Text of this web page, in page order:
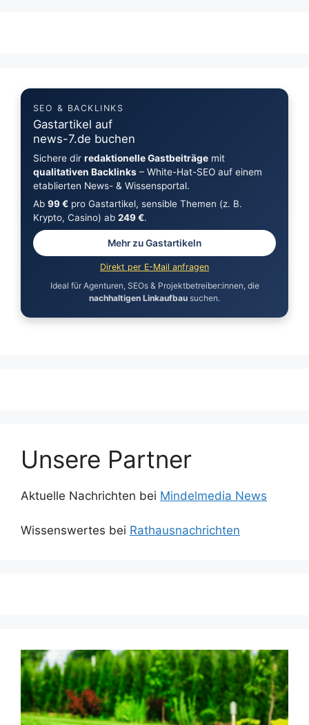
SEO & BACKLINKS
Gastartikel auf
news-7.de buchen
Sichere dir redaktionelle Gastbeiträgemit
qualitativen Backlinks– White-Hat-SEO auf einem
etablierten News- & Wissensportal.
Ab 99 €pro Gastartikel, sensible Themen (z. B.
Krypto, Casino) ab 249 €.
Mehr zu Gastartikeln
Direkt per E-Mail anfragen
Ideal für Agenturen, SEOs & Projektbetreiber:innen, die
nachhaltigen Linkaufbau suchen.
Unsere Partner
Aktuelle Nachrichten bei Mindelmedia News
Wissenswertes bei Rathausnachrichten